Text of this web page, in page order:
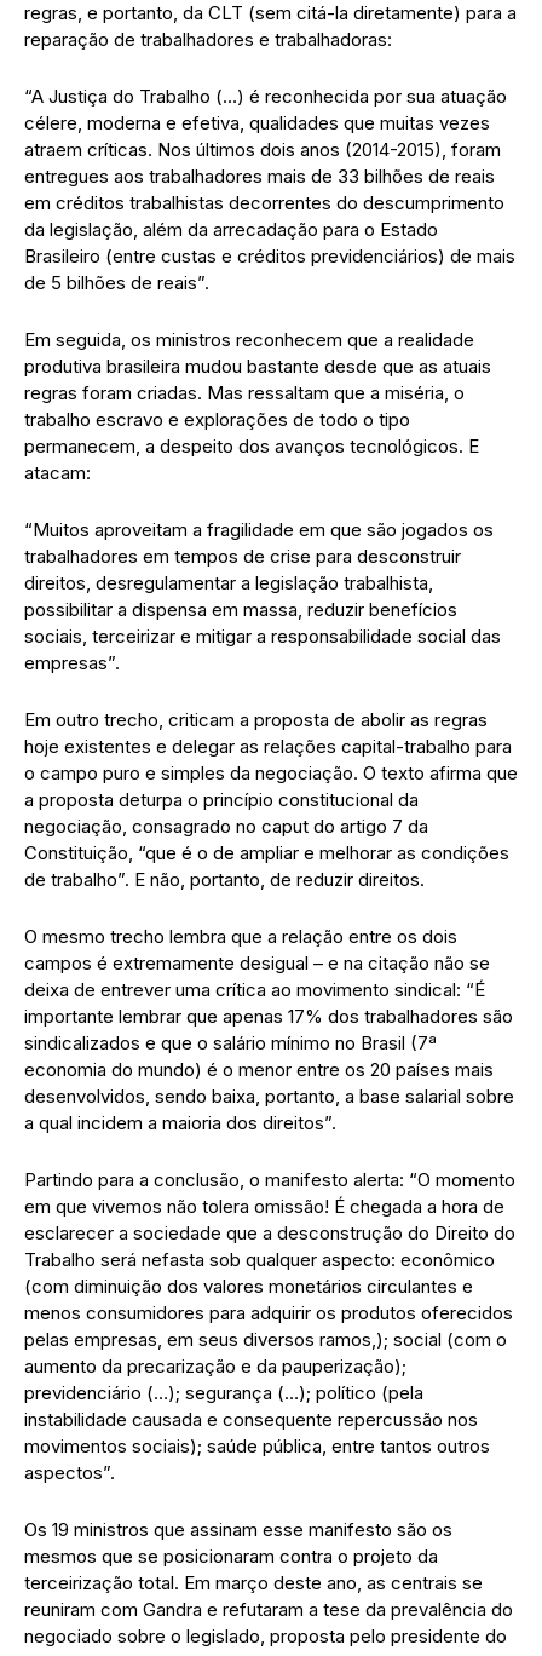
regras, e portanto, da CLT (sem citá-la diretamente) para a
reparação de trabalhadores e trabalhadoras:
“A Justiça do Trabalho (…) é reconhecida por sua atuação
célere, moderna e efetiva, qualidades que muitas vezes
atraem críticas. Nos últimos dois anos (2014-2015), foram
entregues aos trabalhadores mais de 33 bilhões de reais
em créditos trabalhistas decorrentes do descumprimento
da legislação, além da arrecadação para o Estado
Brasileiro (entre custas e créditos previdenciários) de mais
de 5 bilhões de reais”.
Em seguida, os ministros reconhecem que a realidade
produtiva brasileira mudou bastante desde que as atuais
regras foram criadas. Mas ressaltam que a miséria, o
trabalho escravo e explorações de todo o tipo
permanecem, a despeito dos avanços tecnológicos. E
atacam:
“Muitos aproveitam a fragilidade em que são jogados os
trabalhadores em tempos de crise para desconstruir
direitos, desregulamentar a legislação trabalhista,
possibilitar a dispensa em massa, reduzir benefícios
sociais, terceirizar e mitigar a responsabilidade social das
empresas”.
Em outro trecho, criticam a proposta de abolir as regras
hoje existentes e delegar as relações capital-trabalho para
o campo puro e simples da negociação. O texto afirma que
a proposta deturpa o princípio constitucional da
negociação, consagrado no caput do artigo 7 da
Constituição, “que é o de ampliar e melhorar as condições
de trabalho”. E não, portanto, de reduzir direitos.
O mesmo trecho lembra que a relação entre os dois
campos é extremamente desigual – e na citação não se
deixa de entrever uma crítica ao movimento sindical: “É
importante lembrar que apenas 17% dos trabalhadores são
sindicalizados e que o salário mínimo no Brasil (7ª
economia do mundo) é o menor entre os 20 países mais
desenvolvidos, sendo baixa, portanto, a base salarial sobre
a qual incidem a maioria dos direitos”.
Partindo para a conclusão, o manifesto alerta: “O momento
em que vivemos não tolera omissão! É chegada a hora de
esclarecer a sociedade que a desconstrução do Direito do
Trabalho será nefasta sob qualquer aspecto: econômico
(com diminuição dos valores monetários circulantes e
menos consumidores para adquirir os produtos oferecidos
pelas empresas, em seus diversos ramos,); social (com o
aumento da precarização e da pauperização);
previdenciário (…); segurança (…); político (pela
instabilidade causada e consequente repercussão nos
movimentos sociais); saúde pública, entre tantos outros
aspectos”.
Os 19 ministros que assinam esse manifesto são os
mesmos que se posicionaram contra o projeto da
terceirização total. Em março deste ano, as centrais se
reuniram com Gandra e refutaram a tese da prevalência do
negociado sobre o legislado, proposta pelo presidente do